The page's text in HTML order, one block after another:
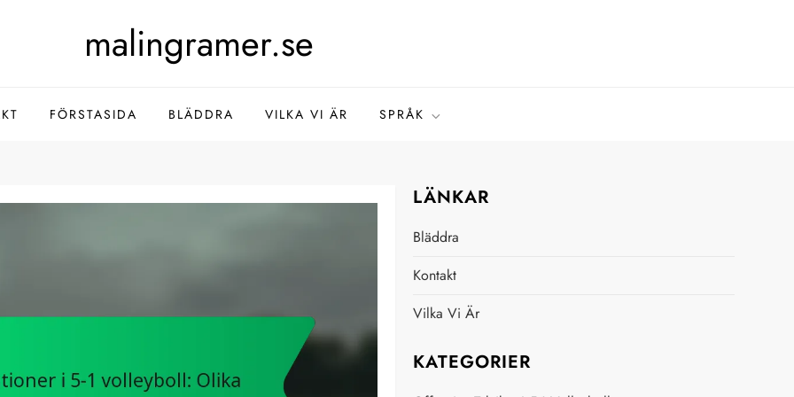
malingramer.se
FÖRSTASIDA BLÄDDRA VILKA VI ÄR SPRÅK
LÄNKAR
Bläddra
Kontakt
Vilka Vi Är
KATEGORIER